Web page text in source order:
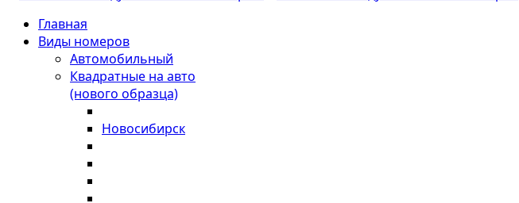
Главная
Виды номеров
Автомобильный
Квадратные на авто
(нового образца)
Новосибирск